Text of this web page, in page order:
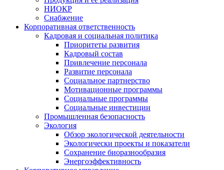
НИОКР
Снабжение
Корпоративная ответственность
Кадровая и социальная политика
Приоритеты развития
Кадровый состав
Привлечение персонала
Развитие персонала
Социальное партнерство
Мотивационные программы
Социальные программы
Социальные инвестиции
Промышленная безопасность
Экология
Обзор экологической деятельности
Экологически проекты и показатели
Сохранение биоразнообразия
Энергоэффективность